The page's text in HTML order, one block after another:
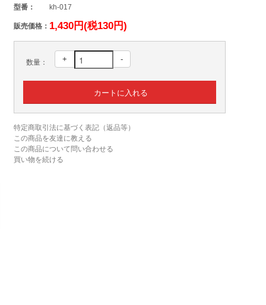
型番： kh-017
販売価格： 1,430円(税130円)
数量： + -
特定商取引法に基づく表記（返品等）
この商品を友達に教える
この商品について問い合わせる
買い物を続ける